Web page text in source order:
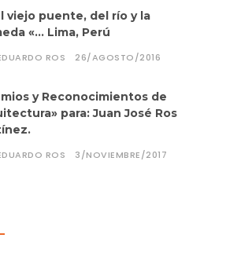
viejo puente, del río y la
«… Lima, Perú
ROS 26/AGOSTO/2016
y Reconocimientos de
para: Juan José Ros
ROS 3/NOVIEMBRE/2017